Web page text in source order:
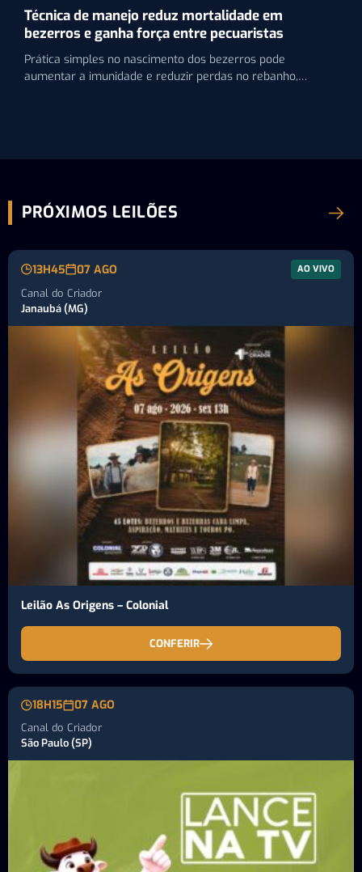
Técnica de manejo reduz mortalidade em
bezerros e ganha força entre pecuaristas
Prática simples no nascimento dos bezerros pode
aumentar a imunidade e reduzir perdas no rebanho,
PRÓXIMOS LEILÕES
13H45 07 AGO AO VIVO
Canal do Criador
Janaubá (MG)
Leilão As Origens – Colonial
CONFERIR
18H15 07 AGO
Canal do Criador
São Paulo (SP)